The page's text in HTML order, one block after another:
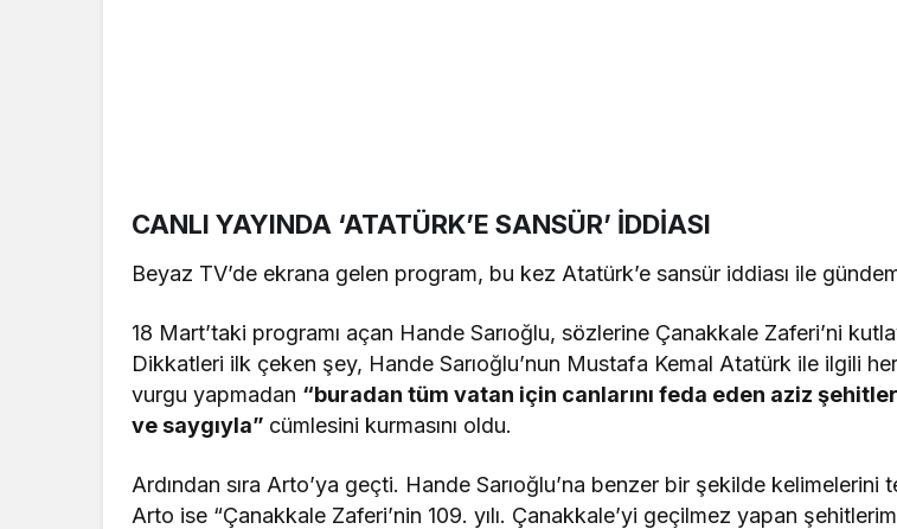
CANLI YAYINDA ‘ATATÜRK’E SANSÜR’ İDDİASI
Beyaz TV’de ekrana gelen program, bu kez Atatürk’e sansür iddiası ile
18 Mart’taki programı açan Hande Sarıoğlu, sözlerine Çanakkale Zaferi’ni
Dikkatleri ilk çeken şey, Hande Sarıoğlu’nun Mustafa Kemal Atatürk ile ilgili
vurgu yapmadan “buradan tüm vatan için canlarını feda eden aziz
ve saygıyla” cümlesini kurmasını oldu.
Ardından sıra Arto’ya geçti. Hande Sarıoğlu’na benzer bir şekilde kelimelerini
Arto ise “Çanakkale Zaferi’nin 109. yılı. Çanakkale’yi geçilmez yapan